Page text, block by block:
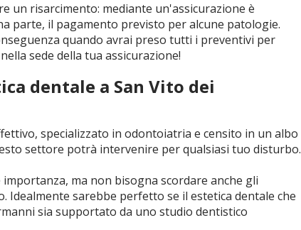
un risarcimento: mediante un'assicurazione è
parte, il pagamento previsto per alcune patologie.
quando avrai preso tutti i preventivi per
sede della tua assicurazione!
dentale a San Vito dei
specializzato in odontoiatria e censito in un albo
settore potrà intervenire per qualsiasi tuo disturbo.
ma non bisogna scordare anche gli
sarebbe perfetto se il estetica dentale che
sia supportato da uno studio dentistico